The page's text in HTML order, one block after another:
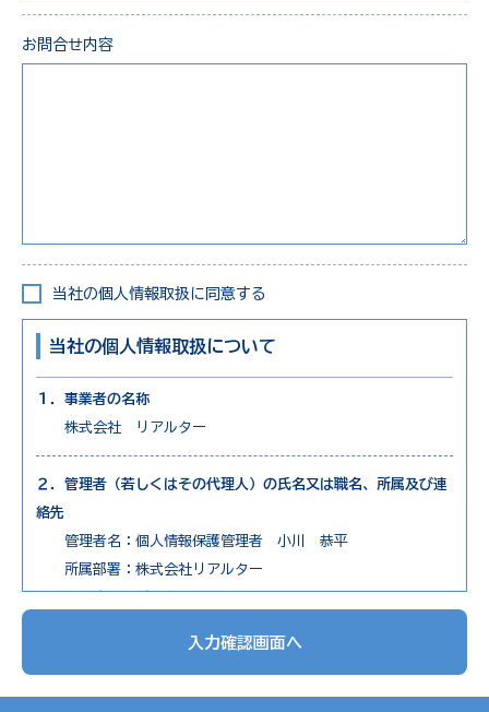
お問合せ内容
当社の個人情報取扱に同意する
当社の個人情報取扱について
１．事業者の名称
株式会社 リアルター
２．管理者（若しくはその代理人）の氏名又は職名、所属及び連
絡先
管理者名：個人情報保護管理者 小川 恭平
所属部署：株式会社リアルター
３．個人情報の利用目的
入力確認画面へ